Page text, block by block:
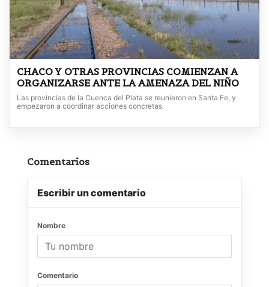
CHACO Y OTRAS PROVINCIAS COMIENZAN A
ORGANIZARSE ANTE LA AMENAZA DEL NIÑO
Las provincias de la Cuenca del Plata se reunieron en Santa Fe, y
empezaron a coordinar acciones concretas.
Comentarios
Escribir un comentario
Nombre
Comentario